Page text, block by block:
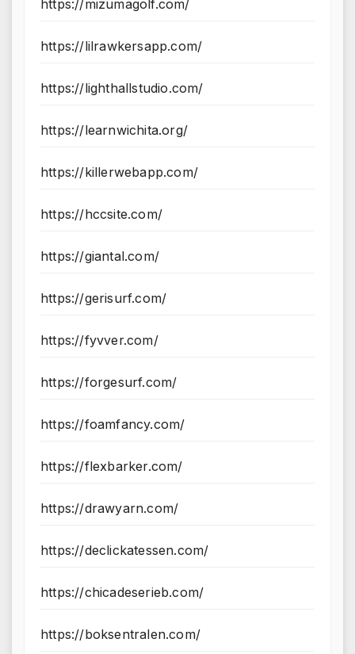
https://mizumagolf.com/
https://lilrawkersapp.com/
https://lighthallstudio.com/
https://learnwichita.org/
https://killerwebapp.com/
https://hccsite.com/
https://giantal.com/
https://gerisurf.com/
https://fyvver.com/
https://forgesurf.com/
https://foamfancy.com/
https://flexbarker.com/
https://drawyarn.com/
https://declickatessen.com/
https://chicadeserieb.com/
https://boksentralen.com/